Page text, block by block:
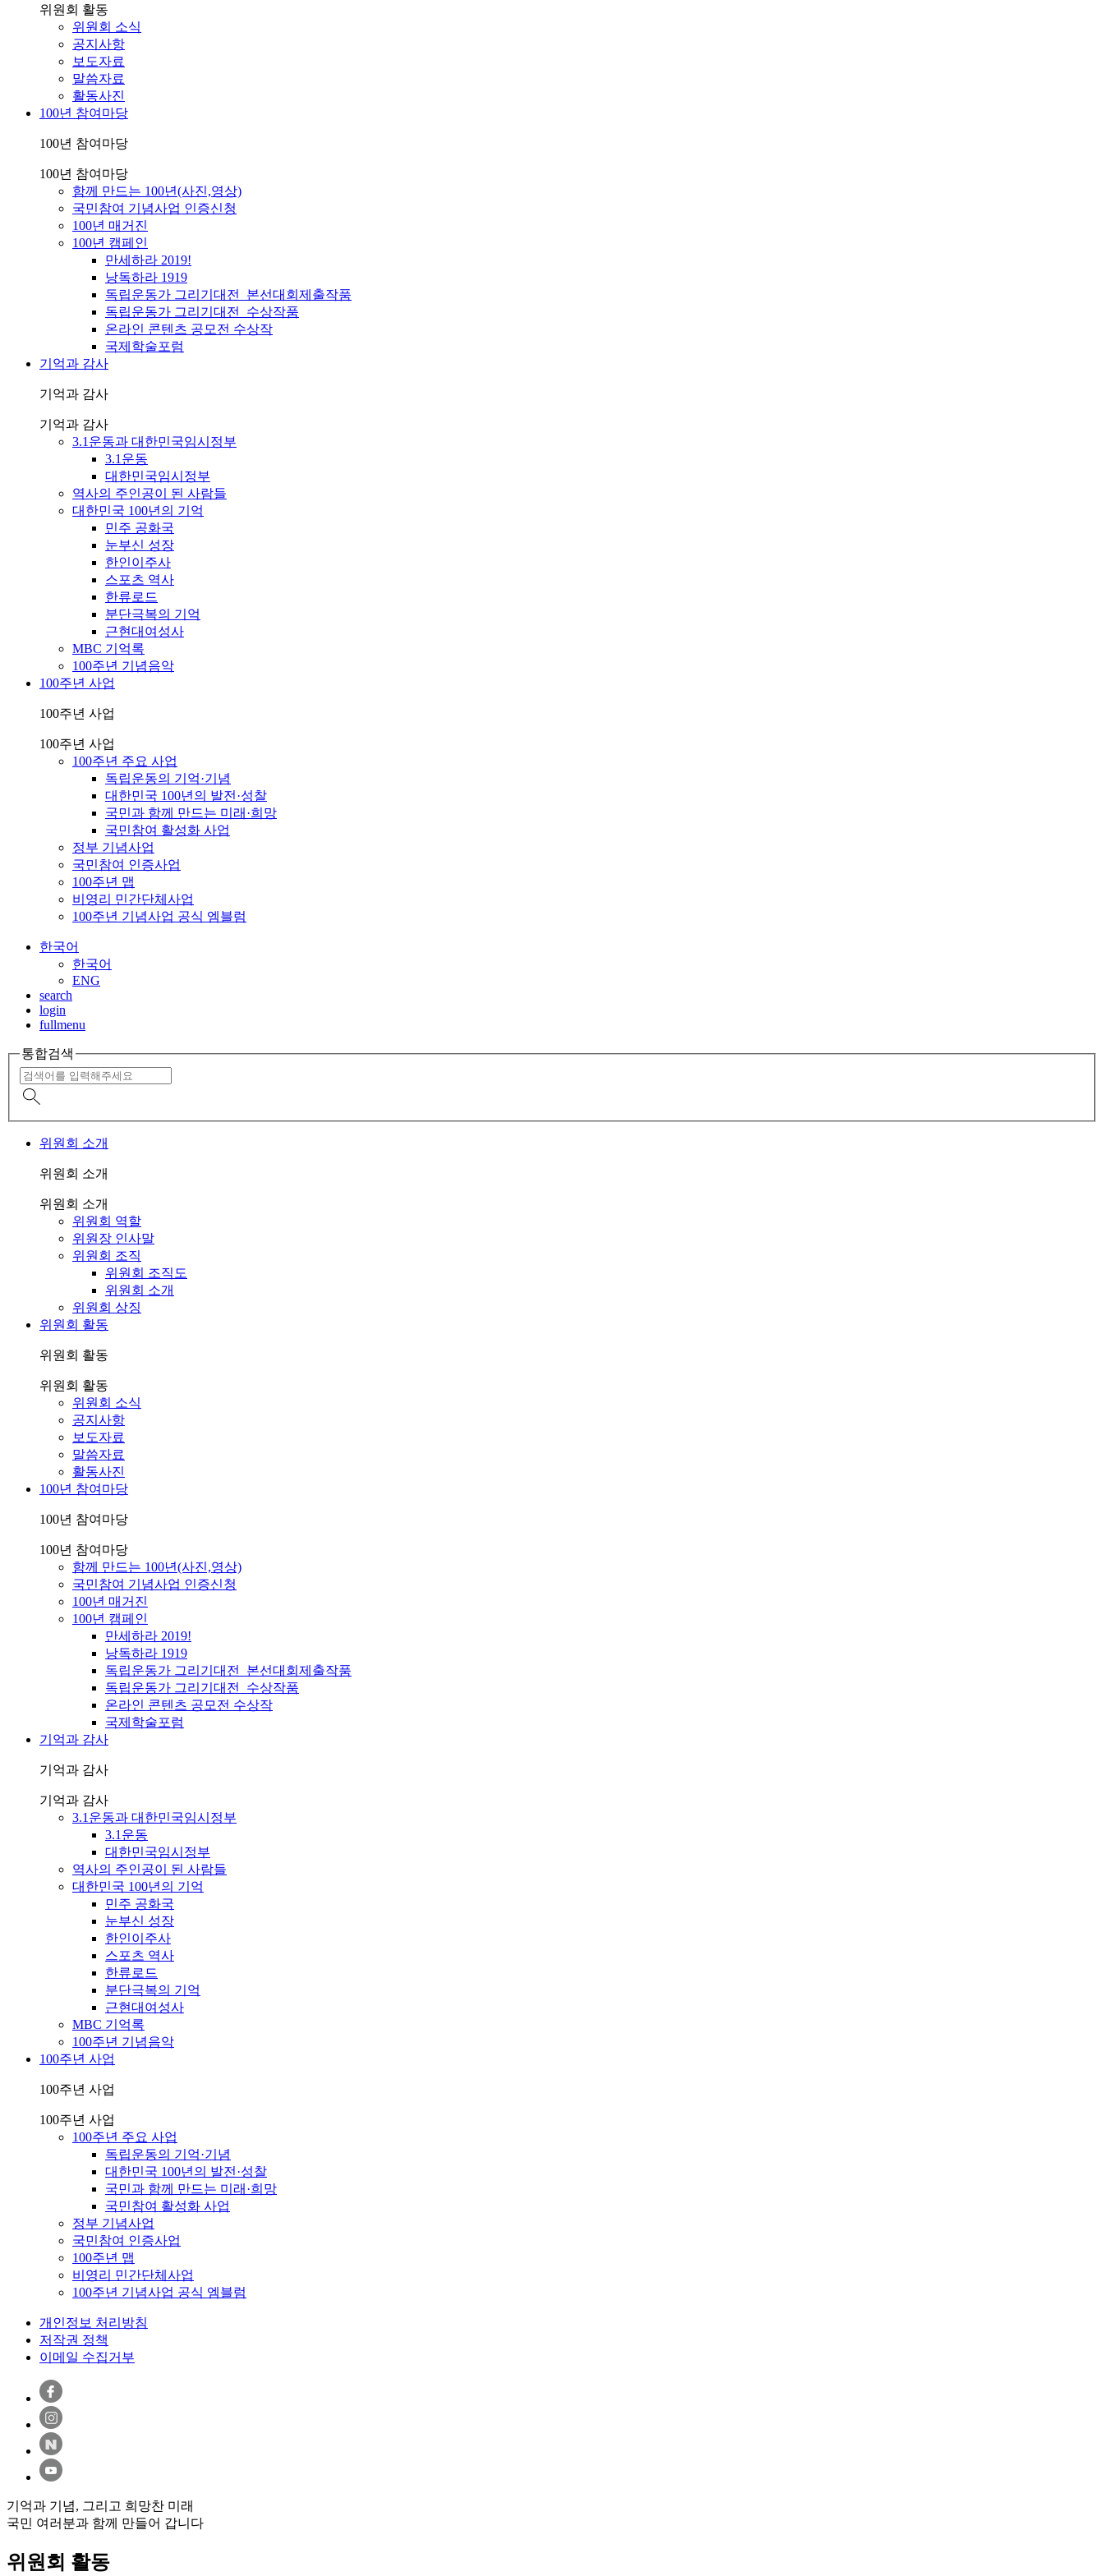
위원회 활동
위원회 소식
공지사항
보도자료
말씀자료
활동사진
100년 참여마당
100년 참여마당
100년 참여마당
함께 만드는 100년(사진,영상)
국민참여 기념사업 인증신청
100년 매거진
100년 캠페인
만세하라 2019!
낭독하라 1919
독립운동가 그리기대전_본선대회제출작품
독립운동가 그리기대전_수상작품
온라인 콘텐츠 공모전 수상작
국제학술포럼
기억과 감사
기억과 감사
기억과 감사
3.1운동과 대한민국임시정부
3.1운동
대한민국임시정부
역사의 주인공이 된 사람들
대한민국 100년의 기억
민주 공화국
눈부신 성장
한인이주사
스포츠 역사
한류로드
분단극복의 기억
근현대여성사
MBC 기억록
100주년 기념음악
100주년 사업
100주년 사업
100주년 사업
100주년 주요 사업
독립운동의 기억·기념
대한민국 100년의 발전·성찰
국민과 함께 만드는 미래·희망
국민참여 활성화 사업
정부 기념사업
국민참여 인증사업
100주년 맵
비영리 민간단체사업
100주년 기념사업 공식 엠블럼
한국어
한국어
ENG
search
login
fullmenu
통합검색
위원회 소개
위원회 소개
위원회 소개
위원회 역할
위원장 인사말
위원회 조직
위원회 조직도
위원회 소개
위원회 상징
위원회 활동
위원회 활동
위원회 활동
위원회 소식
공지사항
보도자료
말씀자료
활동사진
100년 참여마당
100년 참여마당
100년 참여마당
함께 만드는 100년(사진,영상)
국민참여 기념사업 인증신청
100년 매거진
100년 캠페인
만세하라 2019!
낭독하라 1919
독립운동가 그리기대전_본선대회제출작품
독립운동가 그리기대전_수상작품
온라인 콘텐츠 공모전 수상작
국제학술포럼
기억과 감사
기억과 감사
기억과 감사
3.1운동과 대한민국임시정부
3.1운동
대한민국임시정부
역사의 주인공이 된 사람들
대한민국 100년의 기억
민주 공화국
눈부신 성장
한인이주사
스포츠 역사
한류로드
분단극복의 기억
근현대여성사
MBC 기억록
100주년 기념음악
100주년 사업
100주년 사업
100주년 사업
100주년 주요 사업
독립운동의 기억·기념
대한민국 100년의 발전·성찰
국민과 함께 만드는 미래·희망
국민참여 활성화 사업
정부 기념사업
국민참여 인증사업
100주년 맵
비영리 민간단체사업
100주년 기념사업 공식 엠블럼
개인정보 처리방침
저작권 정책
이메일 수집거부
기억과 기념, 그리고 희망찬 미래
국민 여러분과 함께 만들어 갑니다
위원회 활동